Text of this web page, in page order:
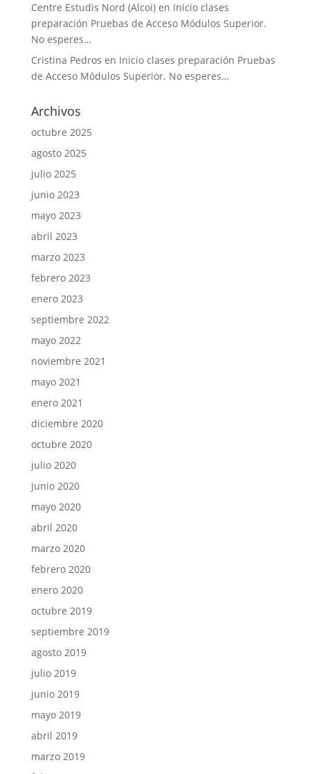
Centre Estudis Nord (Alcoi)en Inicio clases
preparación Pruebas de Acceso Módulos Superior.
No esperes…
Cristina Pedros en Inicio clases preparación Pruebas
de Acceso Módulos Superior. No esperes…
Archivos
octubre 2025
agosto 2025
julio 2025
junio 2023
mayo 2023
abril 2023
marzo 2023
febrero 2023
enero 2023
septiembre 2022
mayo 2022
noviembre 2021
mayo 2021
enero 2021
diciembre 2020
octubre 2020
julio 2020
junio 2020
mayo 2020
abril 2020
marzo 2020
febrero 2020
enero 2020
octubre 2019
septiembre 2019
agosto 2019
julio 2019
junio 2019
mayo 2019
abril 2019
marzo 2019